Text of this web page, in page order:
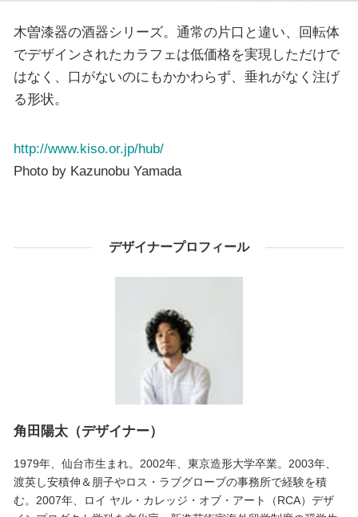
木曽漆器の酒器シリーズ。通常の片口と違い、回転体
でデザインされたカラフェは低価格を実現しただけで
はなく、口がないのにもかかわらず、垂れがなく注げ
る形状。
http://www.kiso.or.jp/hub/
Photo by Kazunobu Yamada
デザイナープロフィール
角田陽太（デザイナー）
1979年、仙台市生まれ。2002年、東京造形大学卒業。2003年、
渡英し安積伸＆朋子やロス・ラブグローブの事務所で経験を積
む。2007年、ロイ ヤル・カレッジ・オブ・アート（RCA）デザ